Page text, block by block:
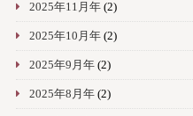
2025年11月年(2)
2025年10月年(2)
2025年9月年(2)
2025年8月年(2)